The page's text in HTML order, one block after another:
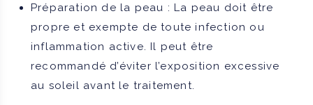
Préparation de la peau : La peau doit être
propre et exempte de toute infection ou
inflammation active. Il peut être
recommandé d’éviter l’exposition excessive
au soleil avant le traitement.